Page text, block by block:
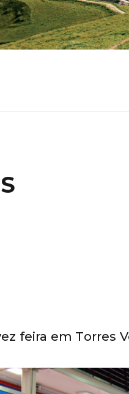
feira em Torres